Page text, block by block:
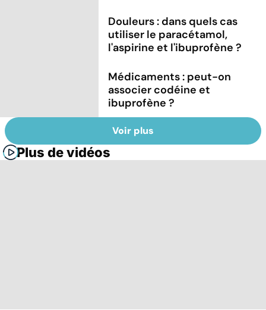
Douleurs : dans quels cas
utiliser le paracétamol,
l'aspirine et l'ibuprofène ?
Médicaments : peut-on
associer codéine et
ibuprofène ?
Voir plus
Plus de vidéos